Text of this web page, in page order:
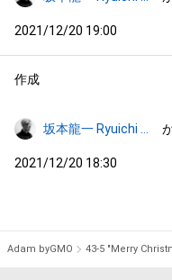
2021/12/20 19:00
作成
2021/12/20 18:30
Adam byGMO